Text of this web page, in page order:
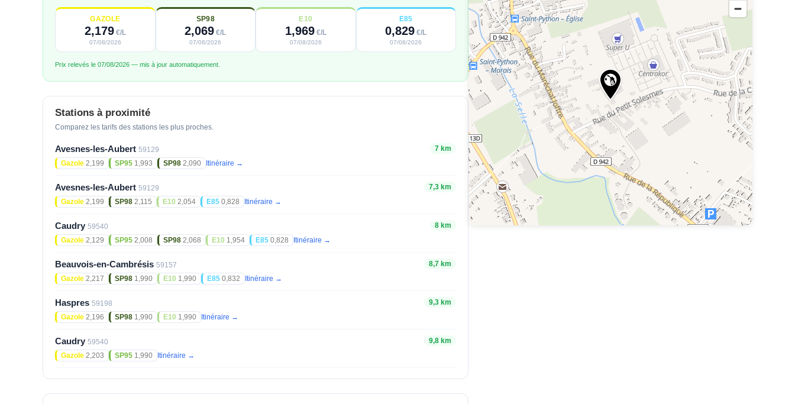
GAZOLE
2,179€/L
07/08/2026
SP98
2,069 €/L
07/08/2026
E10
1,969€/L
07/08/2026
E85
0,829 €/L
07/08/2026
Prix relevés le 07/08/2026 — mis à jour automatiquement.
Stations à proximité
Comparez les tarifs des stations les plus proches.
Avesnes-les-Aubert 59129
7 km
Gazole 2,199 SP95 1,993 SP98 2,090 Itinéraire →
Avesnes-les-Aubert 59129
7,3 km
Gazole 2,199 SP98 2,115 E10 2,054 E85 0,828 Itinéraire →
Caudry 59540
8 km
Gazole 2,129 SP95 2,008 SP98 2,068 E10 1,954 E85 0,828 Itinéraire →
Beauvois-en-Cambrésis 59157
8,7 km
Gazole 2,217 SP98 1,990 E10 1,990 E85 0,832 Itinéraire →
Haspres 59198
9,3 km
Gazole 2,196 SP98 1,990 E10 1,990 Itinéraire →
Caudry 59540
9,8 km
Gazole 2,203 SP95 1,990 Itinéraire →